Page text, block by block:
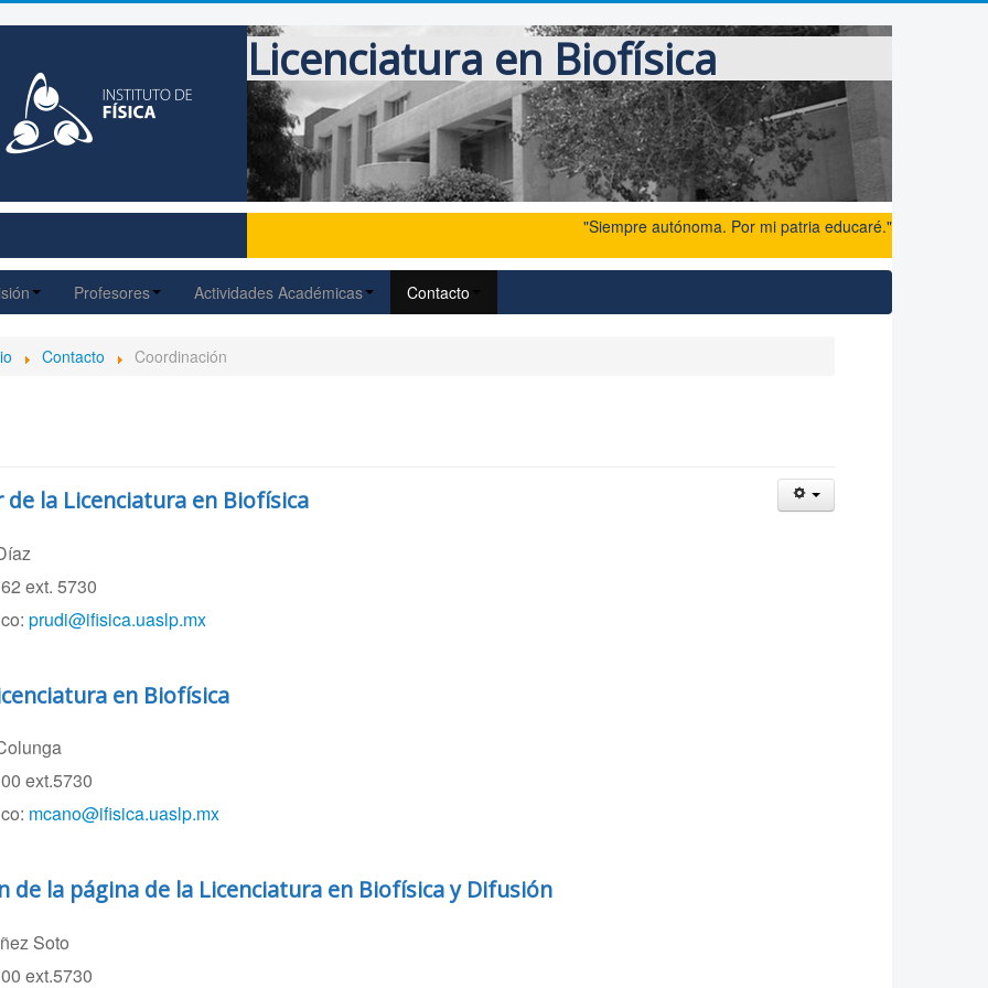
Licenciatura en Biofísica
"Siempre autónoma. Por mi patria educaré."
Profesores Actividades Académicas Contacto
Contacto Coordinación
la Licenciatura en Biofísica
ext. 5730
prudi@ifisica.uaslp.mx
en Biofísica
ext.5730
mcano@ifisica.uaslp.mx
de la página de la Licenciatura en Biofísica y Difusión
Soto
ext.5730